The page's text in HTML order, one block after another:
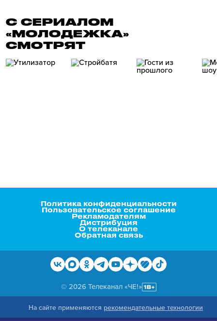
С СЕРИАЛОМ
«МОЛОДЕЖКА»
СМОТРЯТ
Политика конфиденциальности
Пользовательское соглашение
Рекламодателям
Дистрибуция
О телеканале
Обратная связь
© 2026 Телеканал «ЧЕ!»
На сайте применяются рекомендательные технологии